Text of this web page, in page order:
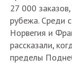
27 000
рубежа. Среди
Норвегия и
рассказали,
пределы